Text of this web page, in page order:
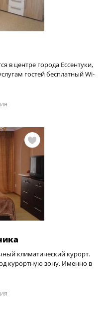
в центре города Ессентуки,
гостей бесплатный Wi-
климатический курорт.
курортную зону. Именно в